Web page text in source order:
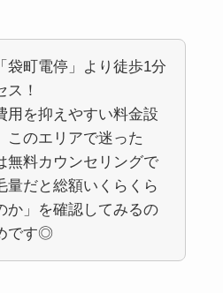
袋町電停」より徒歩1分
ス！
用を抑えやすい料金設
このエリアで迷った
無料カウンセリングで
量だと総額いくらくら
か」を確認してみるの
です◎